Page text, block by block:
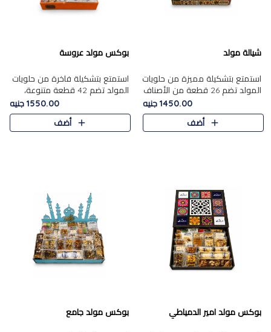
شيالة مولد
استمتع بتشكيلة مميزة من حلويات
المولد تضم 26 قطعة من الأصناف
الشرقية المتنوعة......1450.00 جنيه
أضف
بوكس مولد عروسة
استمتع بتشكيلة فاخرة من حلويات
المولد تضم 42 قطعة متنوعة،
1550.00 جنيه
أضف
بوكس مولد امير الدمياطي بوكس مولد جامع